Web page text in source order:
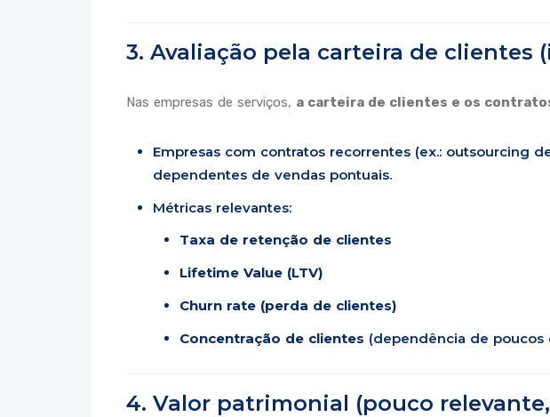
3. Avaliação pela carteira de clientes
Nas empresas de serviços, a carteira de clientes e os
Empresas com contratos recorrentes (ex.: outsourcing
dependentes de vendas pontuais.
Métricas relevantes:
Taxa de retenção de clientes
Lifetime Value (LTV)
Churn rate (perda de clientes)
Concentração de clientes (dependência de poucos
4. Valor patrimonial (pouco